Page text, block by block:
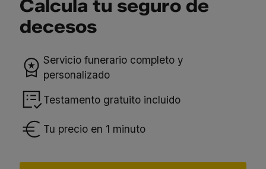
Calcula tu seguro de
decesos
Servicio funerario completo y
personalizado
Testamento gratuito incluido
Tu precio en 1 minuto